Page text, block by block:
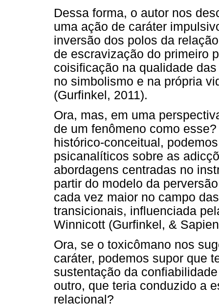
Dessa forma, o autor nos
uma ação de caráter
inversão dos polos da
de escravização do primeiro
coisificação na qualidade
no simbolismo e na própria
(Gurfinkel, 2011).
Ora, mas, em uma
de um fenômeno como
histórico-conceitual,
psicanalíticos sobre as
abordagens centradas no
partir do modelo da
cada vez maior no campo
transicionais, influenciada
Winnicott (Gurfinkel, &
Ora, se o toxicômano nos
caráter, podemos supor que
sustentação da
outro, que teria conduzido a
relacional?